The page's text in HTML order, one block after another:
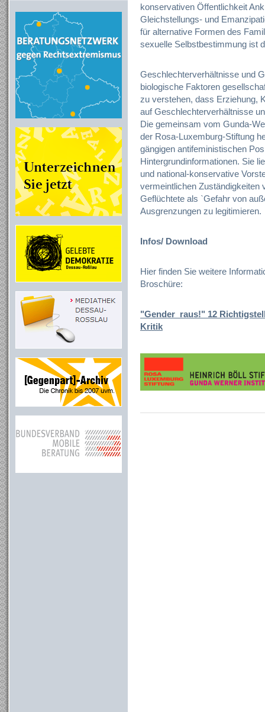
konservativen Öffentlichkeit
Gleichstellungs- und
für alternative Formen des
sexuelle Selbstbestimmung ist
Geschlechterverhältnisse und
biologische Faktoren
zu verstehen, dass Erziehung,
auf Geschlechterverhältnisse
Die gemeinsam vom Gunda-
der Rosa-Luxemburg-Stiftung
gängigen antifeministischen
Hintergrundinformationen. Sie
und national-konservative
vermeintlichen Zuständigkeiten
Geflüchtete als `Gefahr von
Ausgrenzungen zu legitimieren.
Infos/ Download
Hier finden Sie weitere
Broschüre:
"Gender_raus!" 12
Kritik